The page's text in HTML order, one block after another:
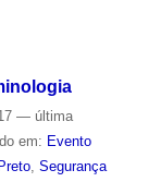
— última
em: Evento
, Segurança